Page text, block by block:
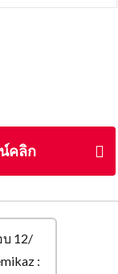
คลิก
บ 12/
: